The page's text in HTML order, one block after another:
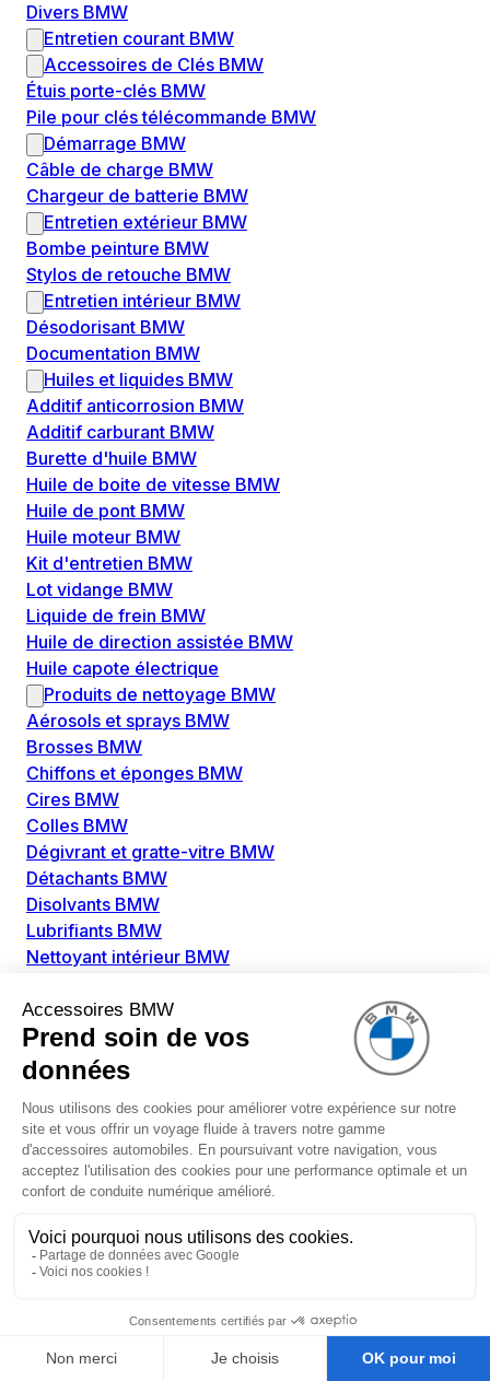
Divers BMW
Entretien courant BMW
Accessoires de Clés BMW
Étuis porte-clés BMW
Pile pour clés télécommande BMW
Démarrage BMW
Câble de charge BMW
Chargeur de batterie BMW
Entretien extérieur BMW
Bombe peinture BMW
Stylos de retouche BMW
Entretien intérieur BMW
Désodorisant BMW
Documentation BMW
Huiles et liquides BMW
Additif anticorrosion BMW
Additif carburant BMW
Burette d'huile BMW
Huile de boite de vitesse BMW
Huile de pont BMW
Huile moteur BMW
Kit d'entretien BMW
Lot vidange BMW
Liquide de frein BMW
Huile de direction assistée BMW
Huile capote électrique
Produits de nettoyage BMW
Aérosols et sprays BMW
Brosses BMW
Chiffons et éponges BMW
Cires BMW
Colles BMW
Dégivrant et gratte-vitre BMW
Détachants BMW
Disolvants BMW
Lubrifiants BMW
Nettoyant intérieur BMW
Pièces détachées BMW
Alimentation Carburant BMW
Boitier papillon BMW
d'aspiration BMW
Injecteur BMW
Pompe à carburant BMW
Pompe diesel BMW
Bobines d'allumage BMW
Boitier de préchauffage BMW
Amortissement BMW
Amortisseurs BMW